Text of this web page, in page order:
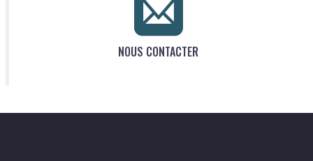
NOUS CONTACTER